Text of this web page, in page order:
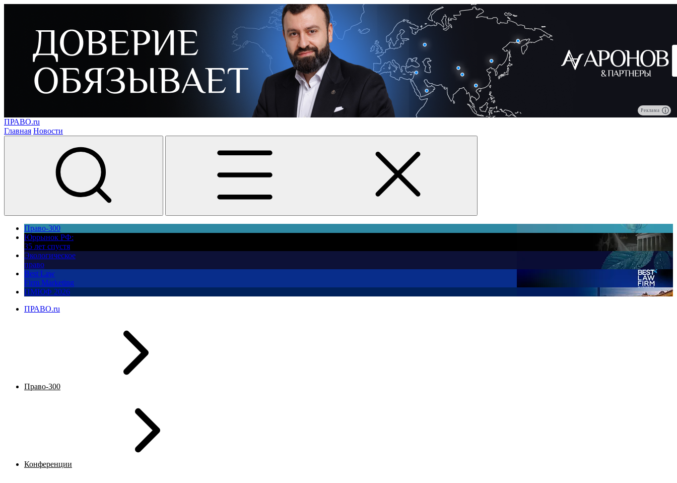
Реклама
ПРАВО.ru
Главная Новости
Право-300
Юррынок РФ:
35 лет спустя
Экологическое
право
Best Law
Firm Marketing
ПМЮФ 2026
ПРАВО.ru
Право-300
Конференции